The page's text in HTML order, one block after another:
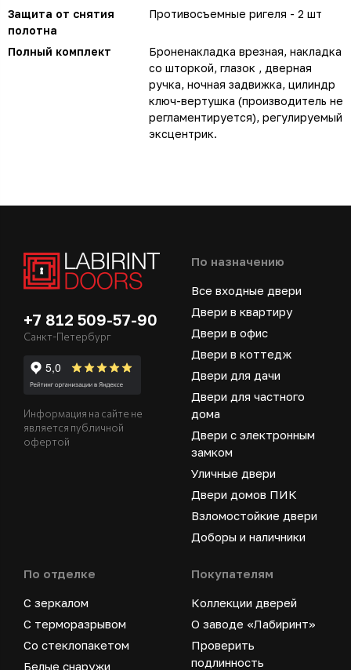
Защита от снятия
полотна
Противосъемные ригеля - 2 шт
Полный комплект
Броненакладка врезная, накладка
со шторкой, глазок , дверная
ручка, ночная задвижка, цилиндр
ключ-вертушка (производитель не
регламентируется), регулируемый
эксцентрик.
+7 812 509-57-90
Санкт-Петербург
Информация на сайте не
является публичной
офертой
По назначению
Все входные двери
Двери в квартиру
Двери в офис
Двери в коттедж
Двери для дачи
Двери для частного
дома
Двери с электронным
замком
Уличные двери
Двери домов ПИК
Взломостойкие двери
Доборы и наличники
По отделке
С зеркалом
С терморазрывом
Со стеклопакетом
Белые снаружи
Покупателям
Коллекции дверей
О заводе «Лабиринт»
Проверить
подлинность